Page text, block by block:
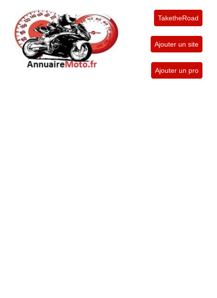
TaketheRoad
Ajouter un site
Ajouter un pro